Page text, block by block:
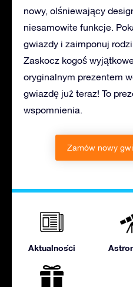
nowy, olśniewający
niesamowite funkcje.
gwiazdy i zaimponuj
Zaskocz kogoś
oryginalnym prezentem
gwiazdę już teraz! To
wspomnienia.
Zamów nowy
Aktualności